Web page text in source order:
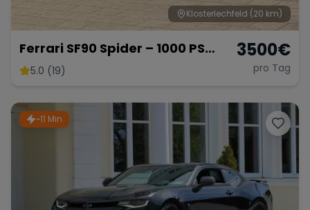
Klosterlechfeld (20 km)
Ferrari SF90 Spider – 1000 PS
Supersportwagen
5.0 (19)
3500€
pro Tag
~11 Min